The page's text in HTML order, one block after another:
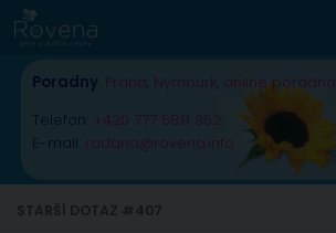
Skip to content
Poradny Praha Nymburk online poradna
Telefon: +420 777 588 352
E-mail: radana@rovena.info